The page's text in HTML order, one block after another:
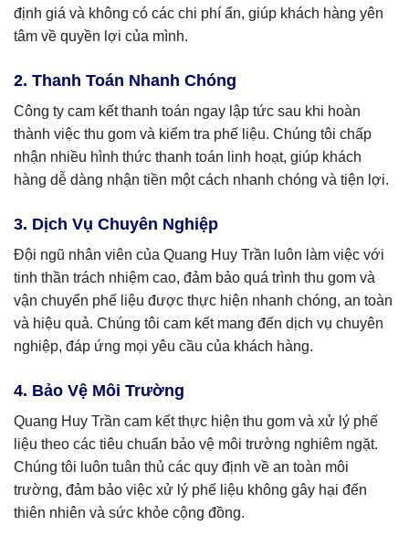
định giá và không có các chi phí ẩn, giúp khách hàng yên
tâm về quyền lợi của mình.
2. Thanh Toán Nhanh Chóng
Công ty cam kết thanh toán ngay lập tức sau khi hoàn
thành việc thu gom và kiểm tra phế liệu. Chúng tôi chấp
nhận nhiều hình thức thanh toán linh hoạt, giúp khách
hàng dễ dàng nhận tiền một cách nhanh chóng và tiện lợi.
3. Dịch Vụ Chuyên Nghiệp
Đội ngũ nhân viên của Quang Huy Trần luôn làm việc với
tinh thần trách nhiệm cao, đảm bảo quá trình thu gom và
vận chuyển phế liệu được thực hiện nhanh chóng, an toàn
và hiệu quả. Chúng tôi cam kết mang đến dịch vụ chuyên
nghiệp, đáp ứng mọi yêu cầu của khách hàng.
4. Bảo Vệ Môi Trường
Quang Huy Trần cam kết thực hiện thu gom và xử lý phế
liệu theo các tiêu chuẩn bảo vệ môi trường nghiêm ngặt.
Chúng tôi luôn tuân thủ các quy định về an toàn môi
trường, đảm bảo việc xử lý phế liệu không gây hại đến
thiên nhiên và sức khỏe cộng đồng.